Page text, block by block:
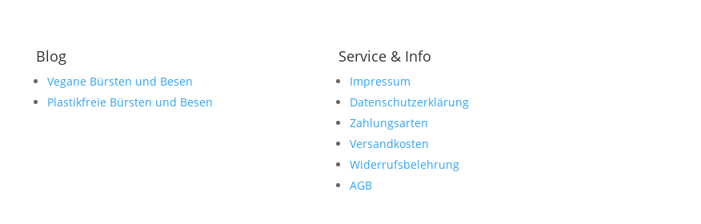
Blog
Vegane Bürsten und Besen
Plastikfreie Bürsten und Besen
Service & Info
Impressum
Datenschutzerklärung
Zahlungsarten
Versandkosten
Widerrufsbelehrung
AGB